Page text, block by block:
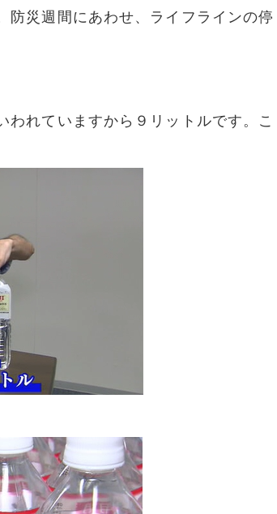
防災週間にあわせ、ライフラインの停
われていますから９リットルです。こ